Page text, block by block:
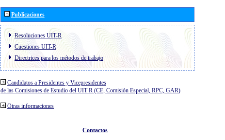
Publicaciones
Resoluciones UIT-R
Cuestiones UIT-R
Directrices para los métodos de trabajo
Candidatos a Presidentes y Vicepresidentes
de las Comisiones de Estudio del UIT R (CE, Comisión Especial, RPC, GAR)
Otras informaciones
Contactos